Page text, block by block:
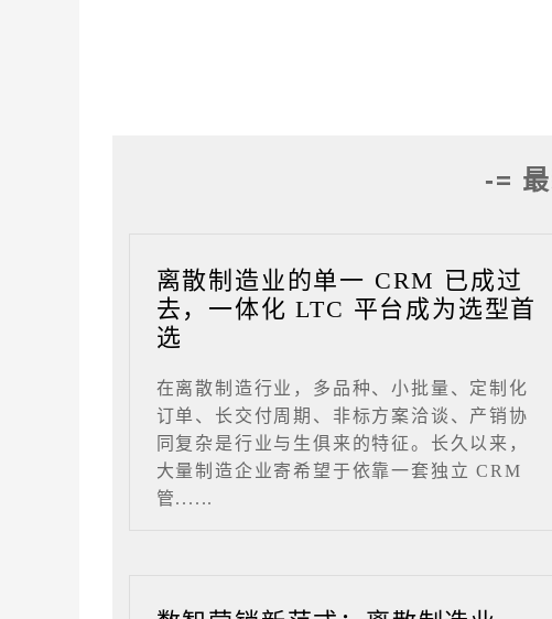
-=
离散制造业的单一 CRM 已成过
去，一体化 LTC 平台成为选型首
选
在离散制造行业，多品种、小批量、定制化
订单、长交付周期、非标方案洽谈、产销协
同复杂是行业与生俱来的特征。长久以来，
大量制造企业寄希望于依靠一套独立 CRM
管......